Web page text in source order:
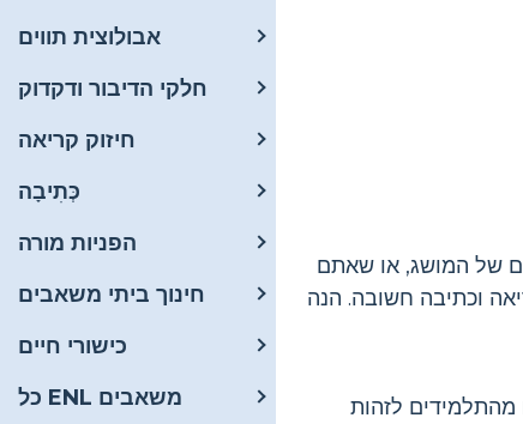
אבולוצית תווים
חלקי הדיבור ודקדוק
חיזוק קריאה
כְּתִיבָה
הפניות מורה
חינוך ביתי משאבים
כישורי חיים
כל ENL משאבים
של המושג, או שאתם
וכתיבה חשובה. הנה
מהתלמידים לזהות